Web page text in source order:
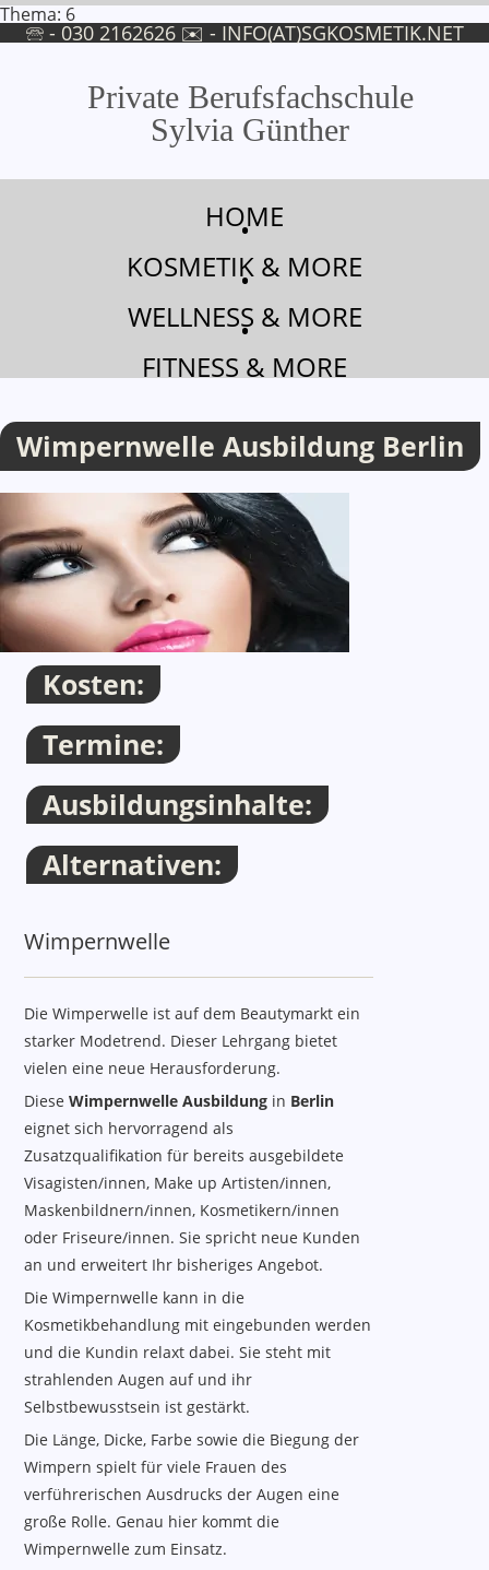
Thema: 6
🕾 - 030 2162626 ✉ - INFO(AT)SGKOSMETIK.NET
Private Berufsfachschule
Sylvia Günther
HOME
•
KOSMETIK & MORE
•
WELLNESS & MORE
•
FITNESS & MORE
Wimpernwelle Ausbildung Berlin
Thema
Kosten:
Termine:
Ausbildungsinhalte:
Alternativen:
Wimpernwelle
Die Wimperwelle ist auf dem Beautymarkt ein
starker Modetrend. Dieser Lehrgang bietet
vielen eine neue Herausforderung.
DieseWimpernwelle Ausbildung in Berlin
eignet sich hervorragend als
Zusatzqualifikation für bereits ausgebildete
Visagisten/innen, Make up Artisten/innen,
Maskenbildnern/innen, Kosmetikern/innen
oder Friseure/innen. Sie spricht neue Kunden
an und erweitert Ihr bisheriges Angebot.
Die Wimpernwelle kann in die
Kosmetikbehandlung mit eingebunden werden
und die Kundin relaxt dabei. Sie steht mit
strahlenden Augen auf und ihr
Selbstbewusstsein ist gestärkt.
Die Länge, Dicke, Farbe sowie die Biegung der
Wimpern spielt für viele Frauen des
verführerischen Ausdrucks der Augen eine
große Rolle. Genau hier kommt die
Wimpernwelle zum Einsatz.